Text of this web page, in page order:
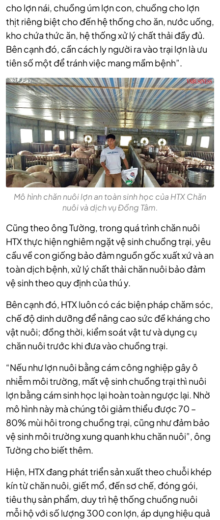
cho lợn nái, chuồng úm lợn con, chuồng cho lợn
thịt riêng biệt cho đến hệ thống cho ăn, nước uống,
kho chứa thức ăn, hệ thống xử lý chất thải đầy đủ.
Bên cạnh đó, cần cách ly người ra vào trại lợn là ưu
tiên số một để tránh việc mang mầm bệnh”.
Mô hình chăn nuôi lợn an toàn sinh học của HTX Chăn
nuôi và dịch vụ Đồng Tâm.
Cũng theo ông Tường, trong quá trình chăn nuôi
HTX thực hiện nghiêm ngặt vệ sinh chuồng trại, yêu
cầu về con giống bảo đảm nguồn gốc xuất xứ và an
toàn dịch bệnh, xử lý chất thải chăn nuôi bảo đảm
vệ sinh theo quy định của thú y.
Bên cạnh đó, HTX luôn có các biện pháp chăm sóc,
chế độ dinh dưỡng để nâng cao sức đề kháng cho
vật nuôi; đồng thời, kiểm soát vật tư và dụng cụ
chăn nuôi trước khi đưa vào chuồng trại.
“Nếu như lợn nuôi bằng cám công nghiệp gây ô
nhiễm môi trường, mất vệ sinh chuồng trại thì nuôi
lợn bằng cám sinh học lại hoàn toàn ngược lại. Nhờ
mô hình này mà chúng tôi giảm thiểu được 70 –
80% mùi hôi trong chuồng trại, cũng như đảm bảo
vệ sinh môi trường xung quanh khu chăn nuôi”, ông
Tường cho biết thêm.
Hiện, HTX đang phát triển sản xuất theo chuỗi khép
kín từ chăn nuôi, giết mổ, đến sơ chế, đóng gói,
tiêu thụ sản phẩm, duy trì hệ thống chuồng nuôi
mỗi hộ với số lượng 300 con lợn, áp dụng hiệu quả